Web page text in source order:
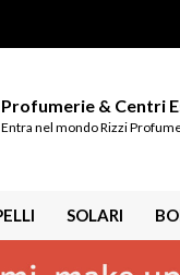
Profumerie & Centri
Entra nel mondo Rizzi
SOLARI